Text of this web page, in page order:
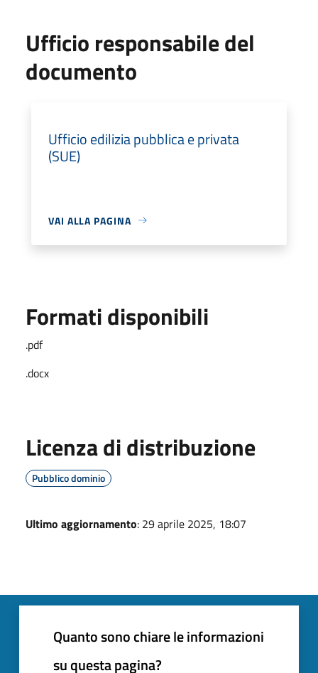
Ufficio responsabile del
documento
Ufficio edilizia pubblica e privata
(SUE)
VAI ALLA PAGINA
Formati disponibili
.pdf
.docx
Licenza di distribuzione
Pubblico dominio
Ultimo aggiornamento: 29 aprile 2025, 18:07
Quanto sono chiare le informazioni
su questa pagina?